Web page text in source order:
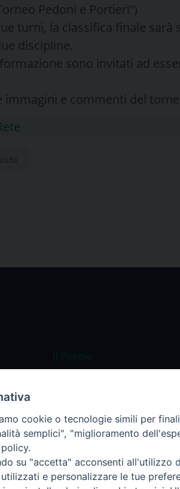
Pedoni e Portieri”)
turni, la classifica finale sarà
discipline.
sono invitati ad
immagini e commenti del
La redazione
Pubblicità
cookie o tecnologie simili per
semplici", "miglioramento
su "accetta" acconsenti all'utilizzo
e personalizzare le tue